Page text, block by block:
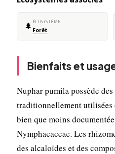
🌲 ÉCOSYSTÈME
Forêt
Bienfaits et
Nuphar pumila possède
traditionnellement utilisées
bien que moins
Nymphaeaceae. Les
des alcaloïdes et des